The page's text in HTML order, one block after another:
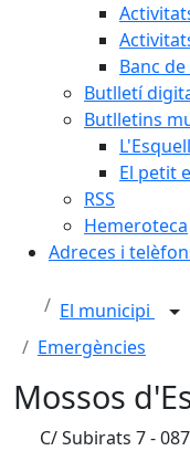
Banc
Butlletí
Butlletins
El petit
RSS
Hemeroteca
Adreces i
El municipi
Emergències
Mossos
C/ Subirats 7 -